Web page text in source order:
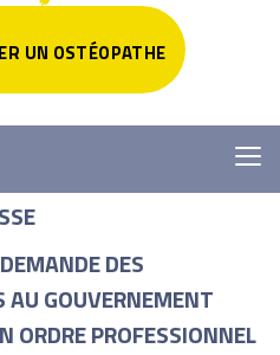
UN OSTÉOPATHE
DES
AU GOUVERNEMENT
ORDRE PROFESSIONNEL